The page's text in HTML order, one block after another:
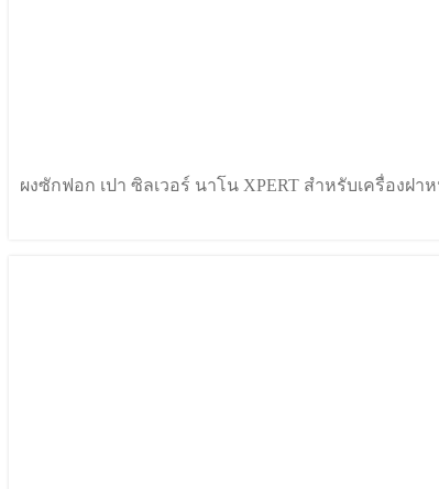
ผงซักฟอก เปา ซิลเวอร์ นาโน XPERT สำหรับเครื่